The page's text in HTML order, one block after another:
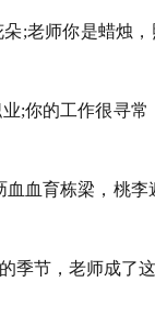
;老师你是蜡烛
;你的工作很寻
血育栋梁，桃
季节，老师成了